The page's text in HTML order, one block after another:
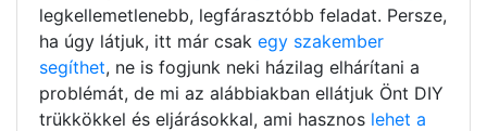
legkellemetlenebb, legfárasztóbb feladat. Persze,
ha úgy látjuk, itt már csak egy szakember
segíthet, ne is fogjunk neki házilag elhárítani a
problémát, de mi az alábbiakban ellátjuk Önt DIY
trükkökkel és eljárásokkal, ami hasznos lehet a